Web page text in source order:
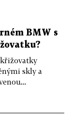
BMW s
křižovatky
skly a